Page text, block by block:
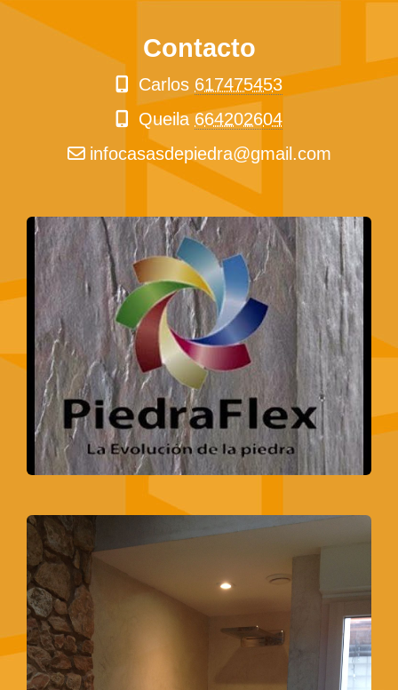
Contacto
Carlos 617475453
Queila664202604
infocasasdepiedra
gmail.com